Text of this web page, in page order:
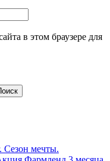
в этом браузере для
Сезон мечты.